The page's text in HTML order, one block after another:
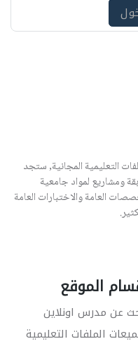
التعليمية المجانية, ستجد
ومشاريع لمواد جامعية
العامة والاختبارات العامة
الموقع
عن مدرس اونلاين
الملفات التعليمية